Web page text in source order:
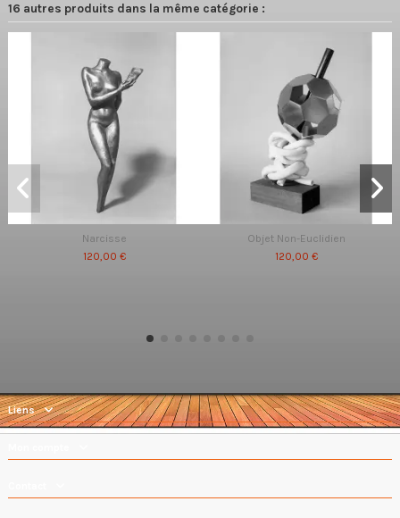
16 autres produits dans la même catégorie :
Narcisse
120,00 €
Objet Non-Euclidien
120,00 €
Liens